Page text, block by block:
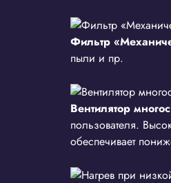
Фильтр
пыли и пр.
Вентилятор
пользователя.
обеспечивает